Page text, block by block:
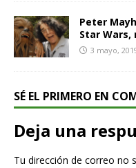
Peter
Star Wars,
3 mayo,
SÉ EL PRIMERO EN
Deja una
Tu dirección de correo no